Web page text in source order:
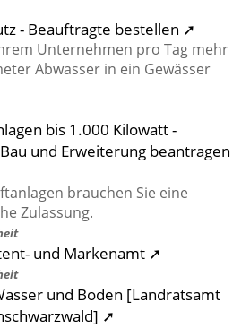
- Beauftragte bestellen ➚
Unternehmen pro Tag mehr
Abwasser in ein Gewässer
bis 1.000 Kilowatt -
und Erweiterung beantragen
brauchen Sie eine
Zulassung.
und Markenamt ➚
und Boden [Landratsamt
➚